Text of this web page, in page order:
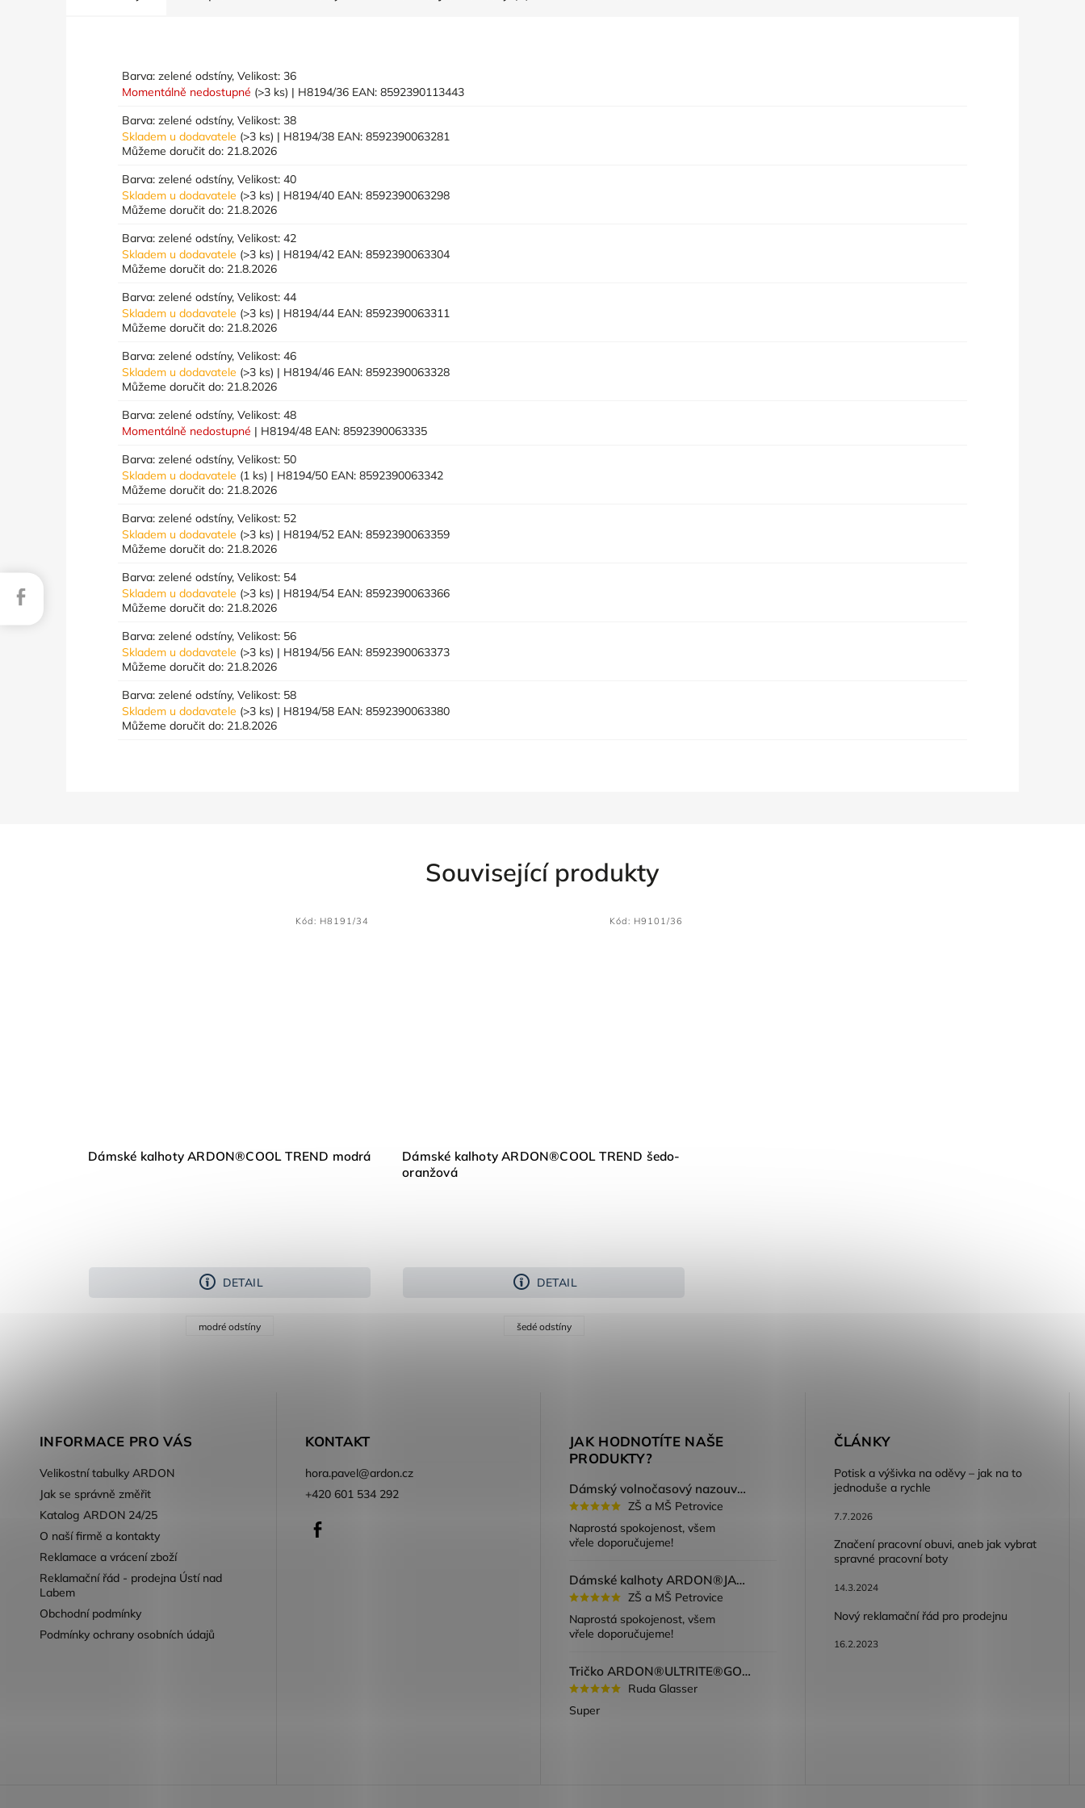
Barva: zelené odstíny, Velikost: 36
Momentálně nedostupné (>3 ks) | H8194/36 EAN: 8592390113443
Barva: zelené odstíny, Velikost: 38
Skladem u dodavatele (>3 ks) | H8194/38 EAN: 8592390063281
Můžeme doručit do: 21.8.2026
Barva: zelené odstíny, Velikost: 40
Skladem u dodavatele (>3 ks) | H8194/40 EAN: 8592390063298
Můžeme doručit do: 21.8.2026
Barva: zelené odstíny, Velikost: 42
Skladem u dodavatele (>3 ks) | H8194/42 EAN: 8592390063304
Můžeme doručit do: 21.8.2026
Barva: zelené odstíny, Velikost: 44
Skladem u dodavatele (>3 ks) | H8194/44 EAN: 8592390063311
Můžeme doručit do: 21.8.2026
Barva: zelené odstíny, Velikost: 46
Skladem u dodavatele (>3 ks) | H8194/46 EAN: 8592390063328
Můžeme doručit do: 21.8.2026
Barva: zelené odstíny, Velikost: 48
Momentálně nedostupné | H8194/48 EAN: 8592390063335
Barva: zelené odstíny, Velikost: 50
Skladem u dodavatele (1 ks) | H8194/50 EAN: 8592390063342
Můžeme doručit do: 21.8.2026
Barva: zelené odstíny, Velikost: 52
Skladem u dodavatele (>3 ks) | H8194/52 EAN: 8592390063359
Můžeme doručit do: 21.8.2026
Barva: zelené odstíny, Velikost: 54
Skladem u dodavatele (>3 ks) | H8194/54 EAN: 8592390063366
Můžeme doručit do: 21.8.2026
Barva: zelené odstíny, Velikost: 56
Skladem u dodavatele (>3 ks) | H8194/56 EAN: 8592390063373
Můžeme doručit do: 21.8.2026
Barva: zelené odstíny, Velikost: 58
Skladem u dodavatele (>3 ks) | H8194/58 EAN: 8592390063380
Můžeme doručit do: 21.8.2026
Související produkty
Dámské kalhoty ARDON®COOL TREND modrá
DETAIL
modré odstíny
Kód: H8191/34
Dámské kalhoty ARDON®COOL TREND šedo-
oranžová
DETAIL
šedé odstíny
Kód: H9101/36
INFORMACE PRO VÁS
Velikostní tabulky ARDON
Jak se správně změřit
Katalog ARDON 24/25
O naší firmě a kontakty
Reklamace a vrácení zboží
Reklamační řád - prodejna Ústí nad
Labem
Obchodní podmínky
Podmínky ochrany osobních údajů
KONTAKT
hora.pavel@ardon.cz
+420 601 534 292
JAK HODNOTÍTE NAŠE
PRODUKTY?
Dámský volnočasový nazouvák ARDON®JUNO - růžová
ZŠ a MŠ Petrovice
Naprostá spokojenost, všem
vřele doporučujeme!
Dámské kalhoty ARDON®JASVENA šedá
ZŠ a MŠ Petrovice
Naprostá spokojenost, všem
vřele doporučujeme!
Tričko ARDON®ULTRITE®GO! dámské růžová
Ruda Glasser
Super
ČLÁNKY
Potisk a výšivka na oděvy – jak na to
jednoduše a rychle
7.7.2026
Značení pracovní obuvi, aneb jak vybrat
spravné pracovní boty
14.3.2024
Nový reklamační řád pro prodejnu
16.2.2023